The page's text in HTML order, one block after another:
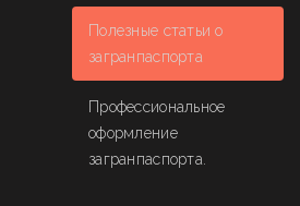
Полезные статьи о
загранпаспорта
Профессиональное
оформление
загранпаспорта.